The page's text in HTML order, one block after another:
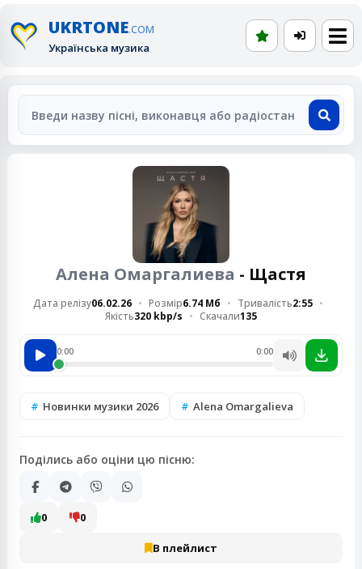
UKRTONE.COM
Українська музика
Алена Омаргалиева - Щастя
Дата релізу06.02.26 Розмір6.74 Мб Тривалість2:55
Якість320 kbp/s Скачали135
0:00 0:00
Новинки музики 2026 Alena Omargalieva
Поділись або оціни цю пісню:
0 0
В плейлист